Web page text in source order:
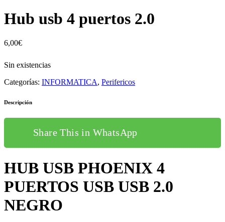
Hub usb 4 puertos 2.0
6,00€
Sin existencias
Categorías: INFORMATICA, Perifericos
Descripción
Share This in WhatsApp
HUB USB PHOENIX 4
PUERTOS USB USB 2.0
NEGRO